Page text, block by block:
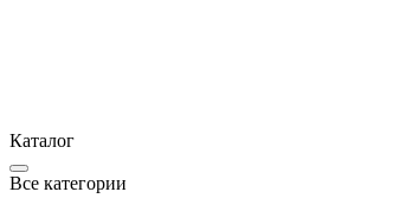
Каталог
Все категории